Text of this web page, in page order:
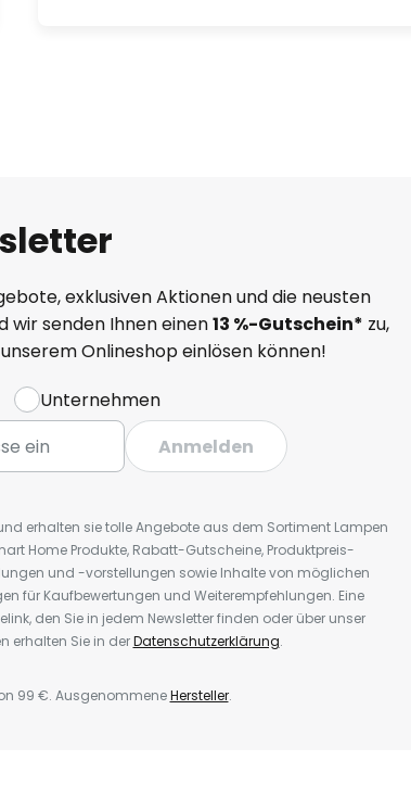
exklusiven Aktionen und die neusten
wir senden Ihnen einen13 %-Gutschein* zu,
Onlineshop einlösen können!
Unternehmen
Anmelden
erhalten sie tolle Angebote aus dem Sortiment Lampen
Home Produkte, Rabatt-Gutscheine, Produktpreis-
und -vorstellungen sowie Inhalte von möglichen
für Kaufbewertungen und Weiterempfehlungen. Eine
den Sie in jedem Newsletter finden oder über unser
erhalten Sie in derDatenschutzerklärung.
99 €. AusgenommeneHersteller.